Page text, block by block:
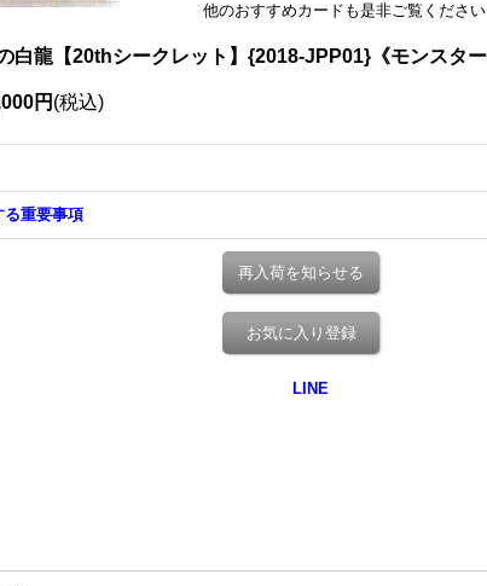
他のおすすめカードも是非ご覧くださ
白龍【20thシークレット】{2018-JPP01}《モンスター
円 (税込)
る重要事項
再入荷を知らせる
お気に入り登録